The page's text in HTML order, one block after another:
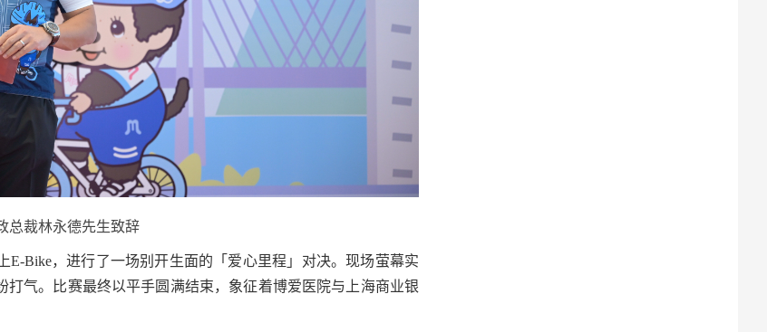
总裁林永德先生致辞
Bike，进行了一场别开生面的「爱心里程」对决。现场萤幕实
气。比赛最终以平手圆满结束，象征着博爱医院与上海商业银